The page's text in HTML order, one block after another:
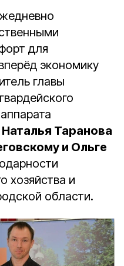
для
экономику
главы
Наталья Таранова
и Ольге
хозяйства и
области.